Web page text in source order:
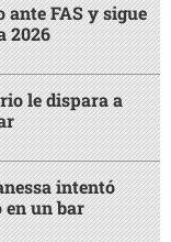
FAS y sigue
2026
le dispara a
intentó
en un bar